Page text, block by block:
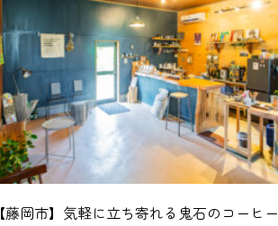
【藤岡市】気軽に立ち寄れる鬼石のコーヒー